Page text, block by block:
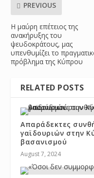
PREVIOUS
Η μαύρη επέτειος της
ανακήρυξης του
ψευδοκράτους, μας
υπενθυμίζει το
πρόβλημα της Κύπρου
RELATED POSTS
Απαράδεκτες
γαϊδουριών στην
βασανισμού
August 7, 2024